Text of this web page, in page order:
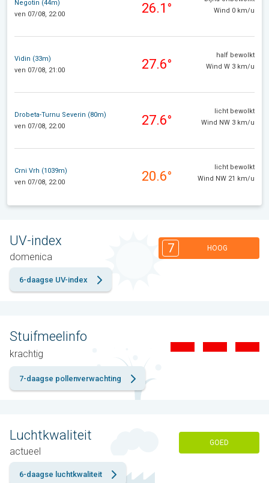
Negotin (44m)
ven 07/08, 22:00
26.1°
Wind 0 km/u
Vidin (33m)
ven 07/08, 21:00
27.6°
half bewolkt
Wind W 3 km/u
Drobeta-Turnu Severin (80m)
ven 07/08, 22:00
27.6°
licht bewolkt
Wind NW 3 km/u
Crni Vrh (1039m)
ven 07/08, 22:00
20.6°
licht bewolkt
Wind NW 21 km/u
UV-index
domenica
7 HOOG
6-daagse UV-index
Stuifmeelinfo
krachtig
7-daagse pollenverwachting
Luchtkwaliteit
actueel
GOED
6-daagse luchtkwaliteit